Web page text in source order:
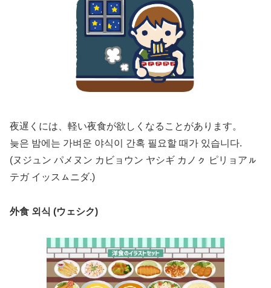
夜遅くには、軽い夜食が欲しくなることがあります。
늦은 밤에는 가벼운 야식이 간혹 필요할 때가 있습니다.
(ヌジュン パメヌン カビョウン ヤシギ カノㇰ ピリョアㇽ
テガ イッスㇺニダ.)
外食 외식 (ウェシク)